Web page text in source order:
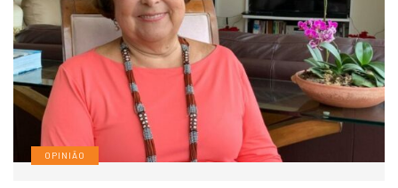
OPINIÃO